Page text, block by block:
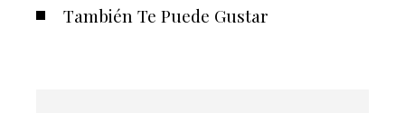
También Te Puede Gustar